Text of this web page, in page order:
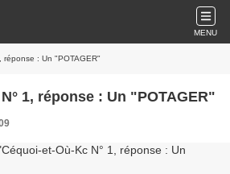
MENU
réponse : Un "POTAGER"
1, réponse : Un "POTAGER"